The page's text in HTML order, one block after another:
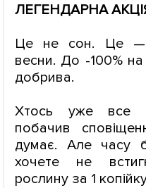
ЛЕГЕНДАРНА
Це не сон. Це —
весни. До -100% на
добрива.
Хтось уже все
побачив
думає. Але часу
хочете не
рослину за 1